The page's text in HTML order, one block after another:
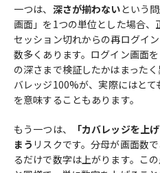
一つは、 深さが揃わないという
画面」を1つの単位とした場合、
セッション切れからの再ログイ
数多くあります。ログイン画面
の深さまで検証したかはまった
バレッジ100%が、実際にはと
を意味することもあります。
もう一つは、
「カバレッジを上
まう リスクです。分母が画面数
るだけで数字は上がります。こ